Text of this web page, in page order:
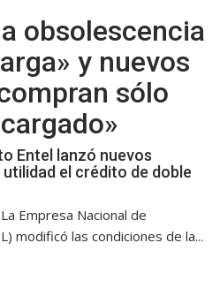
obsolescencia
y nuevos
sólo
Entel lanzó nuevos
el crédito de doble
Empresa Nacional de
modificó las condiciones de la...